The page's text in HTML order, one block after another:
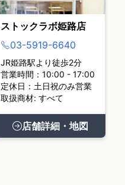
ストックラボ姫路店
03-5919-6640
JR姫路駅より徒歩2分
営業時間：10:00 - 17:00
定休日：土日祝のみ営業
取扱商材: すべて
店舗詳細・地図